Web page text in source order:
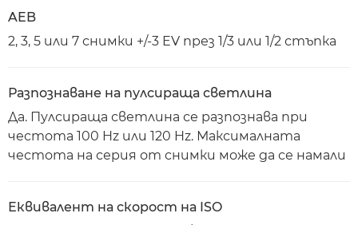
AEB
2, 3, 5 или 7 снимки +/-3 EV през 1/3 или 1/2 стъпка
Разпознаване на пулсираща светлина
Да. Пулсираща светлина се разпознава при
честота 100 Hz или 120 Hz. Максималната
честота на серия от снимки може да се намали
Еквивалент на скорост на ISO